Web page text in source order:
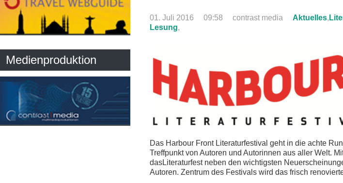
01. Juli 2016 09:58 contrast media Aktuelles,
Lesung,
Das Harbour Front Literaturfestival geht in die achte
Treffpunkt von Autoren und Autorinnen aus aller Welt.
dasLiteraturfest neben den wichtigsten
Autoren. Zentrum des Festivals wird das frisch
Medienproduktion